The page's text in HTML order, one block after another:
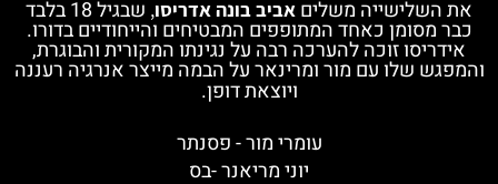
את השלישייה משלים אביב בונה אדריסו, שבגיל 18 בלבד
כבר מסומן כאחד המתופפים המבטיחים והייחודיים בדורו.
אידריסו זוכה להערכה רבה על נגינתו המקורית והבוגרת,
והמפגש שלו עם מור ומרינאר על הבמה מייצר אנרגיה רעננה
ויוצאת דופן.
עומרי מור - פסנתר
יוני מריאנר -בס